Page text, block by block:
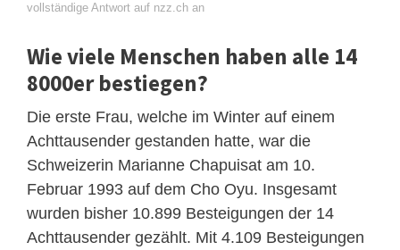
vollständige Antwort auf nzz.ch an
Wie viele Menschen haben alle 14
8000er bestiegen?
Die erste Frau, welche im Winter auf einem
Achttausender gestanden hatte, war die
Schweizerin Marianne Chapuisat am 10.
Februar 1993 auf dem Cho Oyu. Insgesamt
wurden bisher 10.899 Besteigungen der 14
Achttausender gezählt. Mit 4.109 Besteigungen